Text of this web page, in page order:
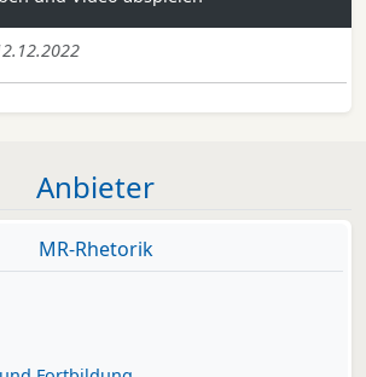
Anbieter
MR-Rhetorik